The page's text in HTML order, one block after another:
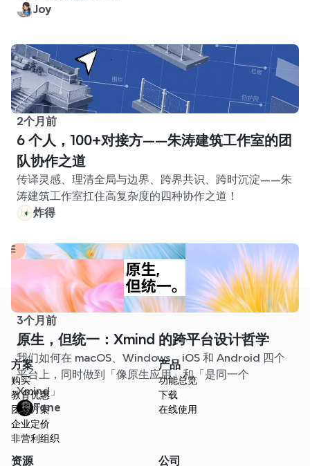
Joy
2个月前
6 个人，100+对接方——朱涛建筑工作室的团
队协作之道
传译灵感、理清全局与边界、跨界共识、跨时沉淀——朱
涛建筑工作室扛住高复杂度的四种协作之道！
炸得
3个月前
原生，但统一：Xmind 的跨平台设计哲学
我们如何在 macOS、Windows、iOS 和 Android 四个
平台上，同时做到「像原生应用」和「是同一个
Xmind」
Tone
方案
购买
教育优惠
团队方案
企业定价
非营利组织
产品
功能总览
下载
在线使用
资源 公司